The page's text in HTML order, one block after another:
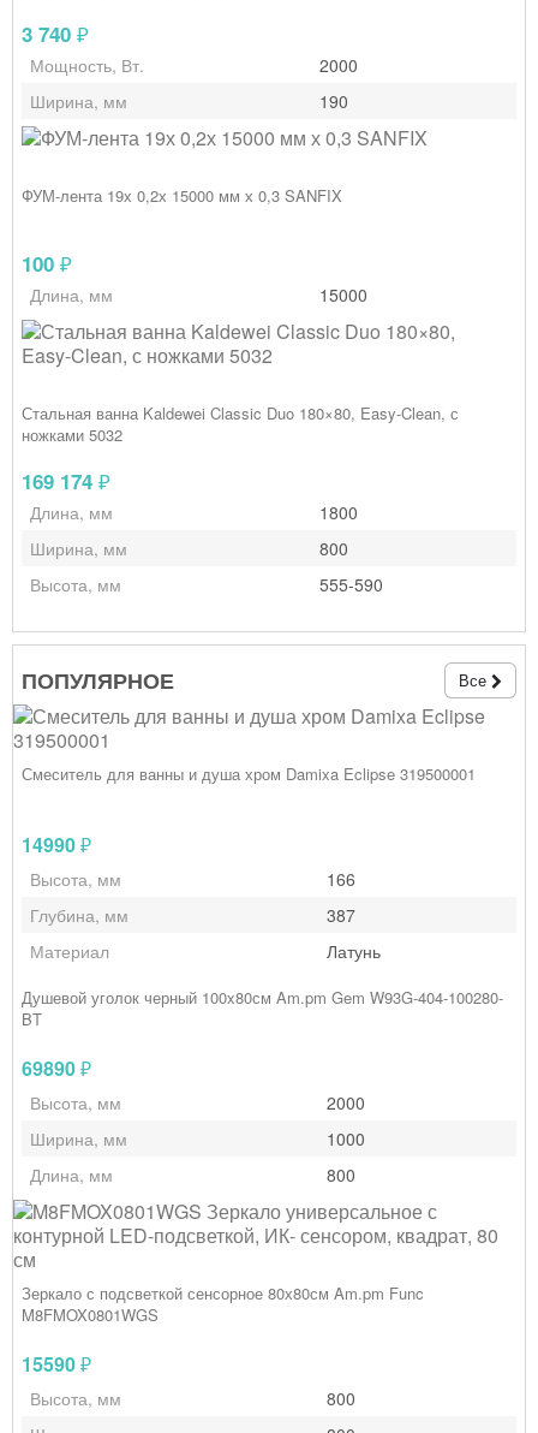
3 740 ₽
Мощность, Вт.
2000
Ширина, мм
190
ФУМ-лента 19х 0,2х 15000 мм х 0,3 SANFIX
100 ₽
Длина, мм 15000
Стальная ванна Kaldewei Classic Duo 180×80, Easy‑Clean, с
ножками 5032
169 174 ₽
Длина, мм
1800
Ширина, мм
800
Высота, мм
555-590
ПОПУЛЯРНОЕ Все
Смеситель для ванны и душа хром Damixa Eclipse 319500001
14990₽
Высота, мм
166
Глубина, мм
387
Материал
Латунь
Душевой уголок черный 100x80см Am.pm Gem W93G-404-100280-
BT
69890₽
Высота, мм
2000
Ширина, мм
1000
Длина, мм
800
Зеркало с подсветкой сенсорное 80х80см Am.pm Func
M8FMOX0801WGS
15590₽
Высота, мм
800